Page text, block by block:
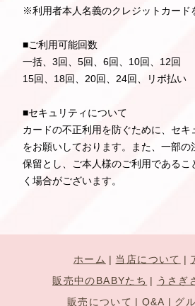
※利用者本人名義のクレジットカード
■ご利用可能回数
一括、3回、5回、6回、10回、12回
15回、18回、20回、24回、リボ払い
■セキュリティについて
カードの不正利用を防ぐために、セキ
をお願いしております。また、一部の
保留とし、ご本人様のご利用であるこ
く場合がございます。
ホーム 当店について
販売中のBABYたち
うさぎ
販売について
Q&A グ